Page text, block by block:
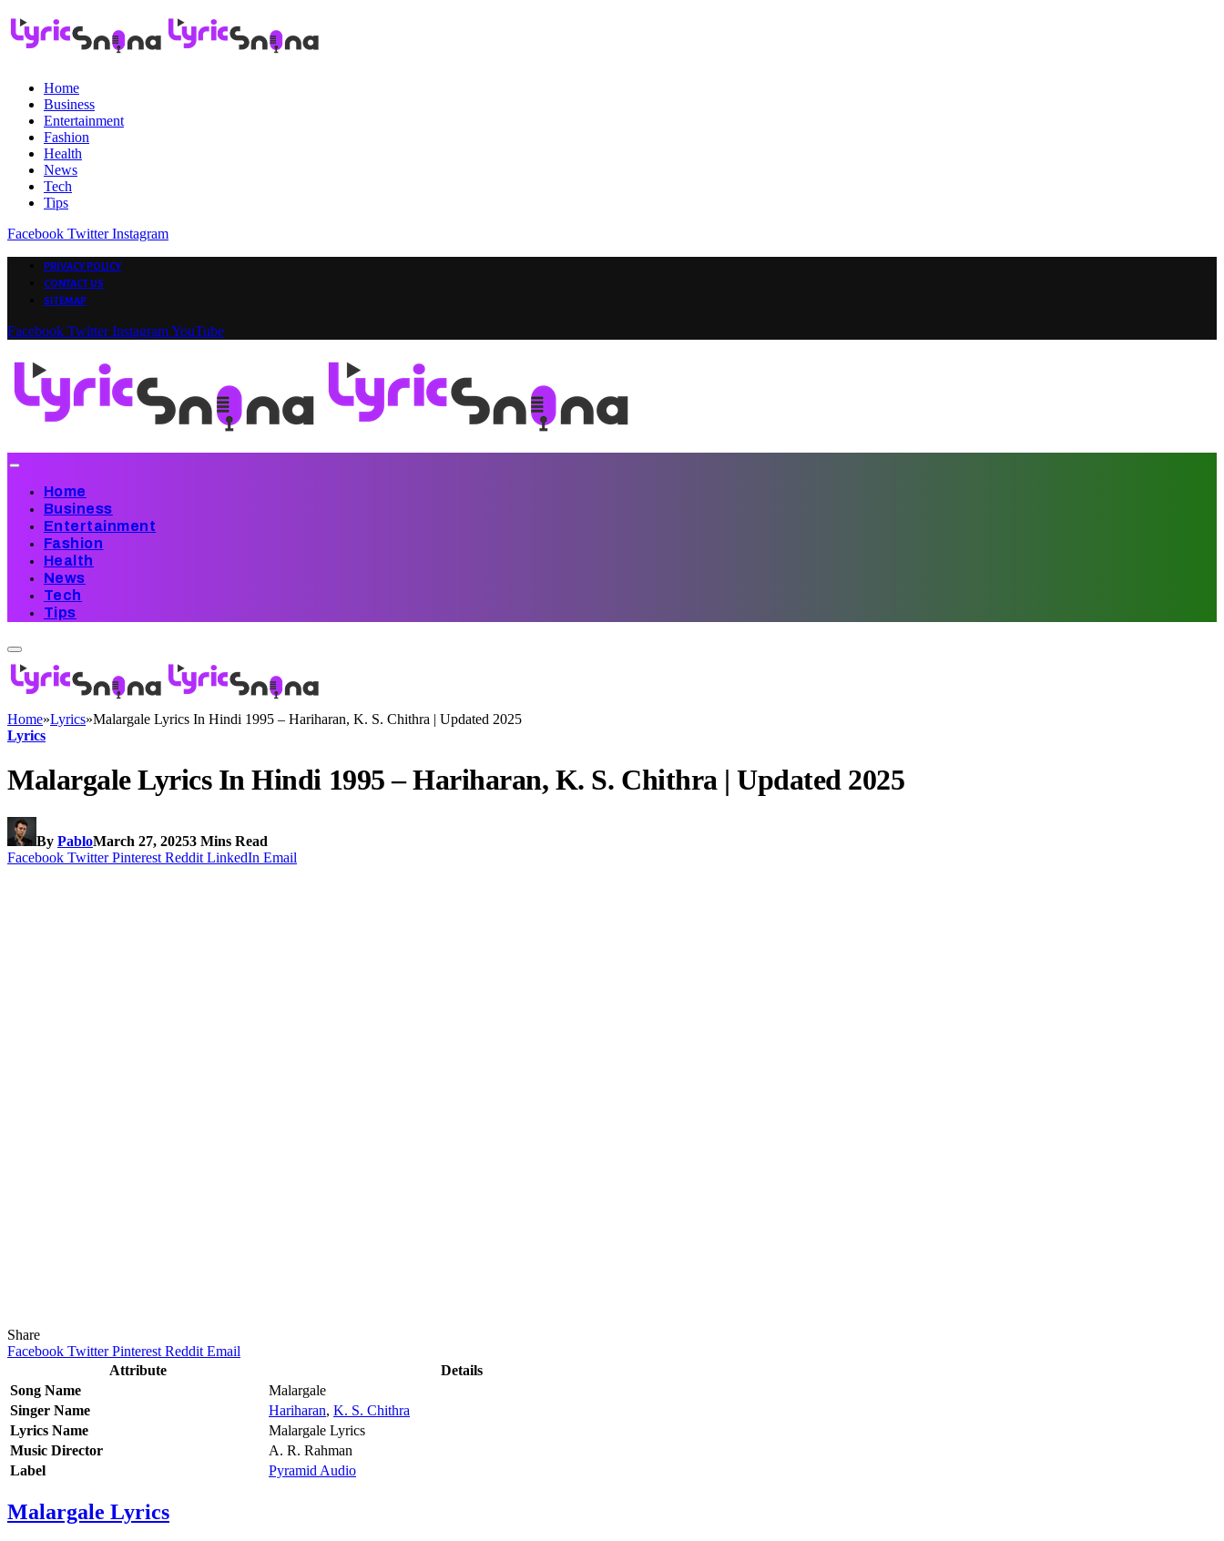
Home
Business
Entertainment
Fashion
Health
News
Tech
Tips
Facebook Twitter Instagram
PRIVACY POLICY
CONTACT US
SITEMAP
Facebook Twitter InstagramYouTube
Home
Business
Entertainment
Fashion
Health
News
Tech
Tips
Home»Lyrics»Malargale Lyrics In Hindi 1995 – Hariharan, K. S. Chithra | Updated 2025
Lyrics
Malargale Lyrics In Hindi 1995 – Hariharan, K. S. Chithra | Updated 2025
By PabloMarch 27, 20253 Mins Read
Facebook Twitter Pinterest Reddit LinkedIn Email
Share
Facebook Twitter Pinterest Reddit Email
Attribute
Details
Song Name
Malargale
Singer Name
Hariharan, K. S. Chithra
Lyrics Name
Malargale Lyrics
Music Director
A. R. Rahman
Label
Pyramid Audio
Malargale Lyrics